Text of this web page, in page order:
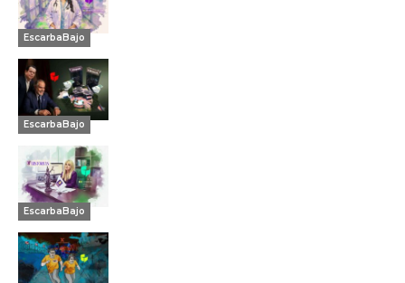
EscarbaBajo
EscarbaBajo
EscarbaBajo